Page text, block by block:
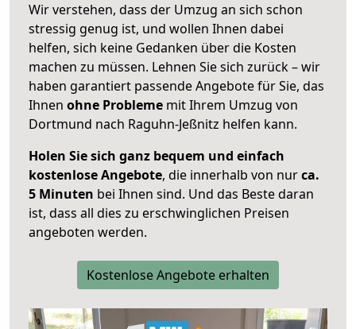
Wir verstehen, dass der Umzug an sich schon
stressig genug ist, und wollen Ihnen dabei
helfen, sich keine Gedanken über die Kosten
machen zu müssen. Lehnen Sie sich zurück – wir
haben garantiert passende Angebote für Sie, das
Ihnen ohne Probleme mit Ihrem Umzug von
Dortmund nach Raguhn-Jeßnitz helfen kann.
Holen Sie sich ganz bequem und einfach
kostenlose Angebote, die innerhalb von nurca.
5 Minuten bei Ihnen sind. Und das Beste daran
ist, dass all dies zu erschwinglichen Preisen
angeboten werden.
Kostenlose Angebote erhalten